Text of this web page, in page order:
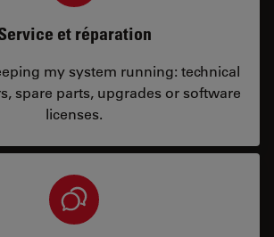
et réparation
my system running: technical
spare parts, upgrades or software
licenses.